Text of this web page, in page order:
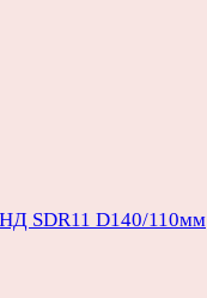
SDR11 D140/110мм